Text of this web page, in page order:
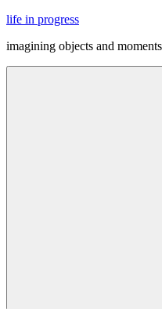
Skip
content
life in progress
imagining objects and